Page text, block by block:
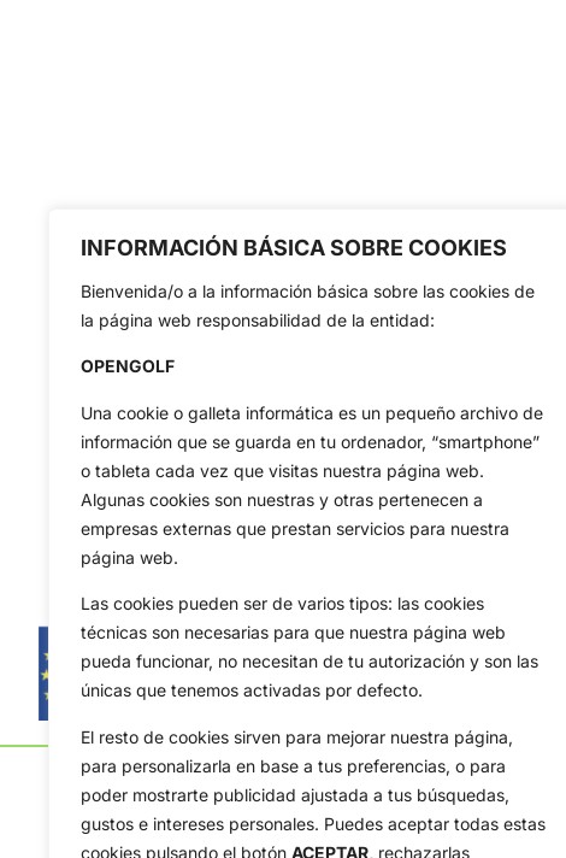
INFORMACIÓN BÁSICA SOBRE COOKIES
Bienvenida/o a la información básica sobre las cookies de
la página web responsabilidad de la entidad:
OPENGOLF
Una cookie o galleta informática es un pequeño archivo de
información que se guarda en tu ordenador, “smartphone”
o tableta cada vez que visitas nuestra página web.
Algunas cookies son nuestras y otras pertenecen a
empresas externas que prestan servicios para nuestra
página web.
Las cookies pueden ser de varios tipos: las cookies
técnicas son necesarias para que nuestra página web
pueda funcionar, no necesitan de tu autorización y son las
únicas que tenemos activadas por defecto.
El resto de cookies sirven para mejorar nuestra página,
para personalizarla en base a tus preferencias, o para
poder mostrarte publicidad ajustada a tus búsquedas,
gustos e intereses personales. Puedes aceptar todas estas
cookies pulsando el botón ACEPTAR, rechazarlas